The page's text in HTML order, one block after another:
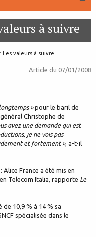
à suivre
Les valeurs à suivre
Article du 07/01/2008
»pour le baril de
Christophe de
avez une demande qui est
je ne vois pas
et fortement », a-t-il
: Alice France a été mis en
Telecom Italia, rapporte Le
de 10,9 % à 14 % sa
spécialisée dans le